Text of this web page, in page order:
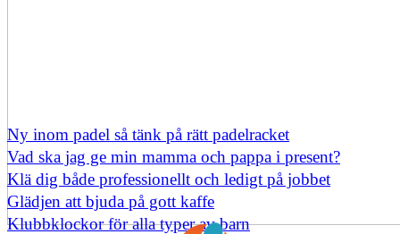
Ny inom padel så tänk på rätt padelracket
Vad ska jag ge min mamma och pappa i present?
Klä dig både professionellt och ledigt på jobbet
Glädjen att bjuda på gott kaffe
Klubbklockor för alla typer av barn